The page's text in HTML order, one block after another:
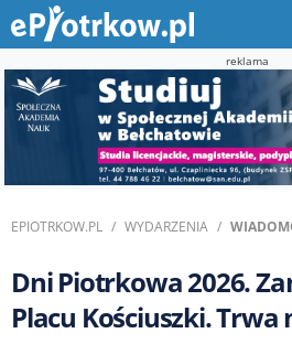
reklama
EPIOTRKOW.PL WYDARZENIA
Dni Piotrkowa 2026.
Placu Kościuszki.